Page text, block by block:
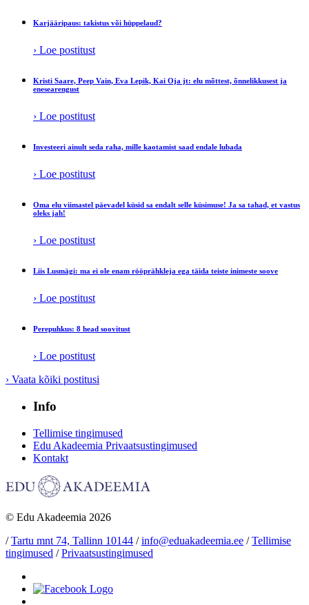
Karjääripaus: takistus või hüppelaud?
› Loe postitust
Kristi Saare, Peep Vain, Eva Lepik, Kai Oja jt: elu mõttest, õnnelikkusest ja
enesearengust
› Loe postitust
Investeeri ainult seda raha, mille kaotamist saad endale lubada
› Loe postitust
Oma elu viimastel päevadel küsid sa endalt selle küsimuse! Ja sa tahad, et vastus
oleks jah!
› Loe postitust
Liis Lusmägi: ma ei ole enam rööprähkleja ega täida teiste inimeste soove
› Loe postitust
Perepuhkus: 8 head soovitust
› Loe postitust
› Vaata kõiki postitusi
Info
Tellimise tingimused
Edu Akadeemia Privaatsustingimused
Kontakt
© Edu Akadeemia 2026
/ Tartu mnt 74, Tallinn 10144 / info@eduakadeemia.ee / Tellimise
tingimused / Privaatsustingimused